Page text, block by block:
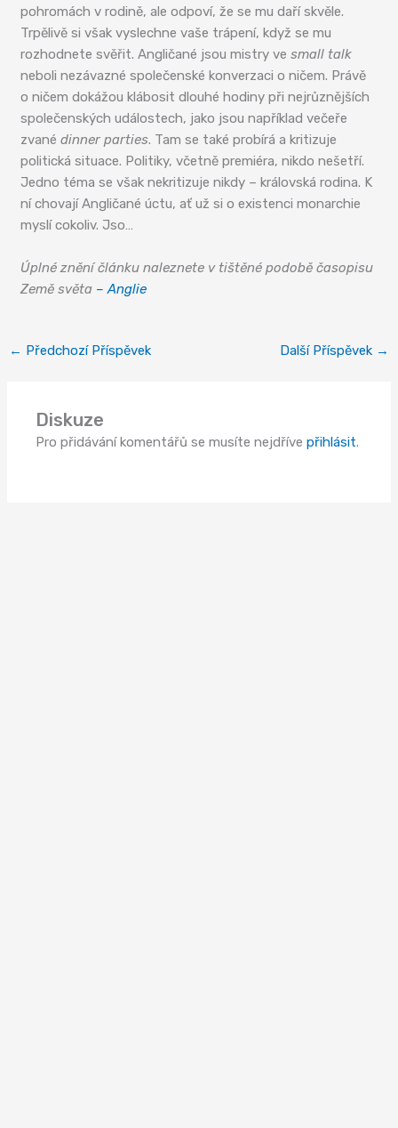
pohromách v rodině, ale odpoví, že se mu daří skvěle.
Trpělivě si však vyslechne vaše trápení, když se mu
rozhodnete svěřit. Angličané jsou mistry vesmall talk
neboli nezávazné společenské konverzaci o ničem. Právě
o ničem dokážou klábosit dlouhé hodiny při nejrůznějších
společenských událostech, jako jsou například večeře
zvanédinner parties. Tam se také probírá a kritizuje
politická situace. Politiky, včetně premiéra, nikdo nešetří.
Jedno téma se však nekritizuje nikdy – královská rodina. K
ní chovají Angličané úctu, ať už si o existenci monarchie
myslí cokoliv. Jso…
Úplné znění článku naleznete v tištěné podobě časopisu
Země světa – Anglie
← Předchozí Příspěvek Další Příspěvek →
Diskuze
Pro přidávání komentářů se musíte nejdřívepřihlásit.